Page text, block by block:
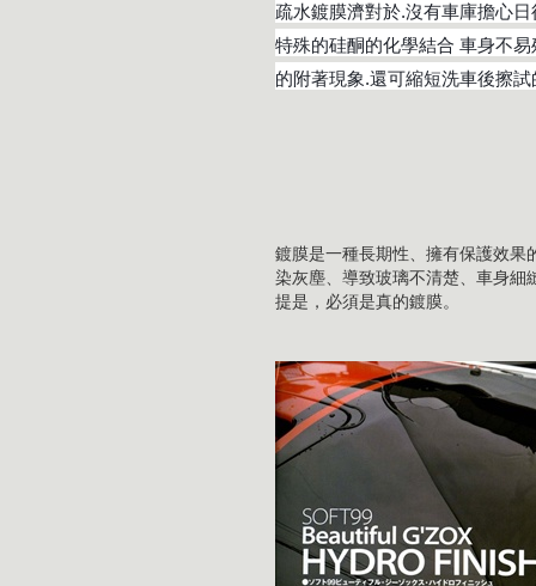
疏水鍍膜濟對於.沒有車庫擔心
特殊的硅酮的化學結合 車身不
的附著現象.還可縮短洗車後擦試
鍍膜是一種長期性、擁有保護效
染灰塵、導致玻璃不清楚、車身
提是，必須是真的鍍膜。